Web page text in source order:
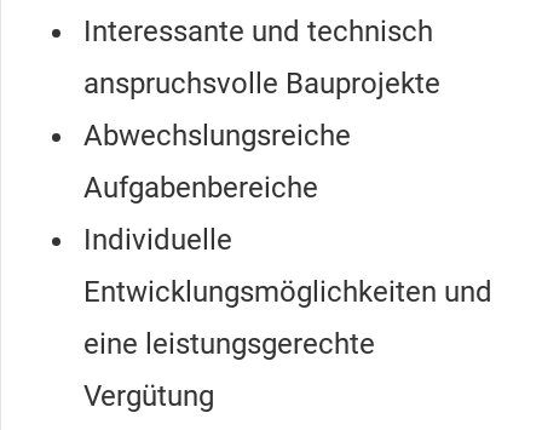
Interessante und technisch
anspruchsvolle Bauprojekte
Abwechslungsreiche
Aufgabenbereiche
Individuelle
Entwicklungsmöglichkeiten und
eine leistungsgerechte
Vergütung